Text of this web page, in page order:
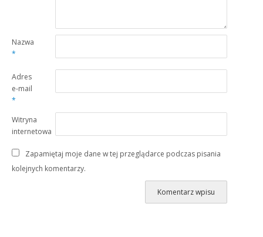
Nazwa
*
Adres
e-mail
*
Witryna
internetowa
Zapamiętaj moje dane w tej przeglądarce podczas pisania
kolejnych komentarzy.